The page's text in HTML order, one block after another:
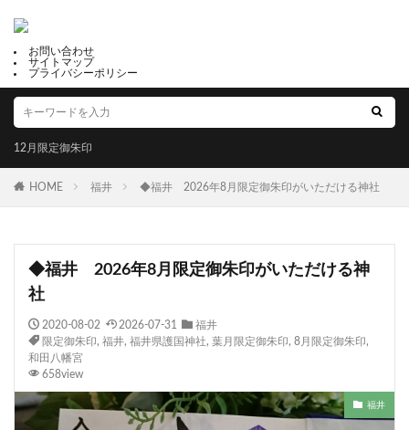
お問い合わせ
サイトマップ
プライバシーポリシー
12月限定御朱印
HOME 福井 ◆福井 2026年8月限定御朱印がいただける神社
◆福井 2026年8月限定御朱印がいただける神
社
2020-08-02 2026-07-31
福井
限定御朱印, 福井, 福井県護国神社, 葉月限定御朱印, 8月限定御朱印,
和田八幡宮
658view
福井